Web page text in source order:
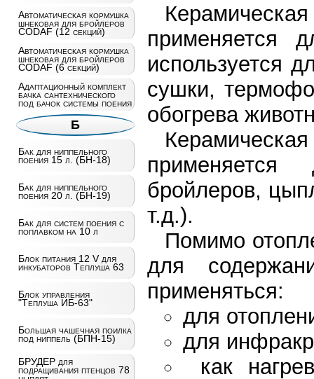
Автоматическая кормушка
шнековая для бройлеров
CODAF (12 секций)
Автоматическая кормушка
шнековая для бройлеров
CODAF (6 секций)
Адаптационный комплект
бачка сантехнического
под бачок системы поения
Б
Бак для ниппельного
поения 15 л. (БН-18)
Бак для ниппельного
поения 20 л. (БН-19)
Бак для систем поения с
поплавком на 10 л
Блок питания 12 V для
инкубаторов Теплуша 63
Блок управления
"Теплуша ИБ-63"
Большая чашечная поилка
под ниппель (БПН-15)
БРУДЕР для
подращивания птенцов 78
применяется
используется
сушки,
обогрева
бройлеров,
т.д.).
Помимо
для
применяться:
для
для
как